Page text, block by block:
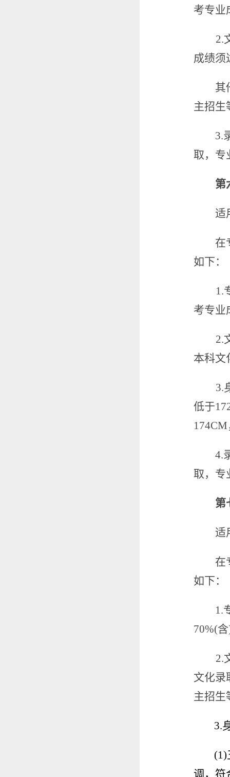
考专业
2.
成绩须
其
主招生
3.
取，专
第
适
在
如下：
1.
考专业
2.
本科文
3.
低于
174CM
4.
取，专
第
适
在
如下：
1.
70%(含
2.
文化录
主招生
3.
(1)
调，符